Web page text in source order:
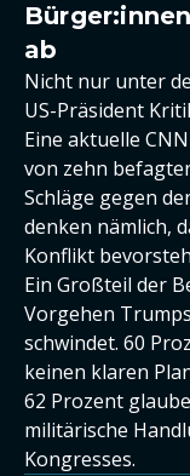
ab
Nicht nur unter
US-Präsident
Eine aktuelle
von zehn
Schläge gegen
denken nämlich,
Konflikt
Ein Großteil der
Vorgehen
schwindet. 60
keinen klaren
62 Prozent
militärische
Kongresses.